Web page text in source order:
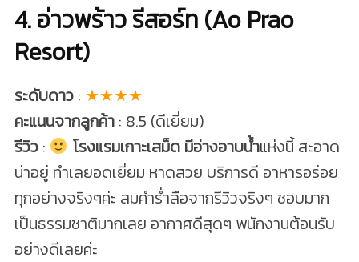
4. อ่าวพร้าว รีสอร์ท (Ao Prao
Resort)
ระดับดาว: ★★★★
คะแนนจากลูกค้า : 8.5 (ดีเยี่ยม)
รีวิว: โรงแรมเกาะเสม็ด มีอ่างอาบน้ําแห่งนี้ สะอาด
น่าอยู่ ทำเลยอดเยี่ยม หาดสวย บริการดี อาหารอร่อย
ทุกอย่างจริงๆค่ะ สมคำร่ำลือจากรีวิวจริงๆ ชอบมาก
เป็นธรรมชาติมากเลย อากาศดีสุดๆ พนักงานต้อนรับ
อย่างดีเลยค่ะ